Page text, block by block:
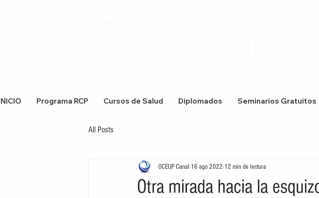
Programa RCP Cursos de Salud Diplomados Seminarios Gratuitos
All Posts
Otra mirada hacia la
OCEUP Canal 16 ago 2022 12 min de lectura